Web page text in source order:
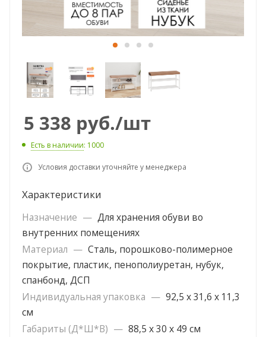
5 338 руб./шт
Есть в наличии: 1000
Условия доставки уточняйте у менеджера
Характеристики
Назначение — Для хранения обуви во
внутренних помещениях
Материал — Сталь, порошково-полимерное
покрытие, пластик, пенополиуретан, нубук,
спанбонд, ДСП
Индивидуальная упаковка — 92,5 х 31,6 х 11,3
см
Габариты (Д*Ш*В) — 88,5 х 30 х 49 см